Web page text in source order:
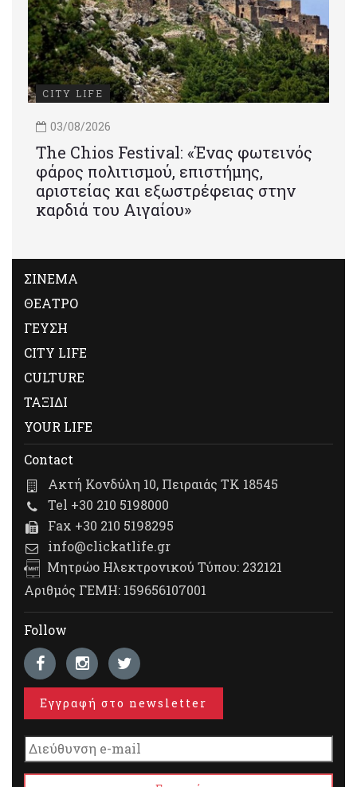
CITY LIFE
03/08/2026
Τhe Chios Festival: «Ένας φωτεινός
φάρος πολιτισμού, επιστήμης,
αριστείας και εξωστρέφειας στην
καρδιά του Αιγαίου»
ΣΙΝΕΜΑ
ΘΕΑΤΡΟ
ΓΕΥΣΗ
CITY LIFE
CULTURE
ΤΑΞΙΔΙ
YOUR LIFE
Contact
Ακτή Κονδύλη 10, Πειραιάς ΤΚ 18545
Tel +30 210 5198000
Fax +30 210 5198295
info@clickatlife.gr
Μητρώο Ηλεκτρονικού Τύπου: 232121
Αριθμός ΓΕΜΗ: 159656107001
Follow
Εγγραφή στο newsletter